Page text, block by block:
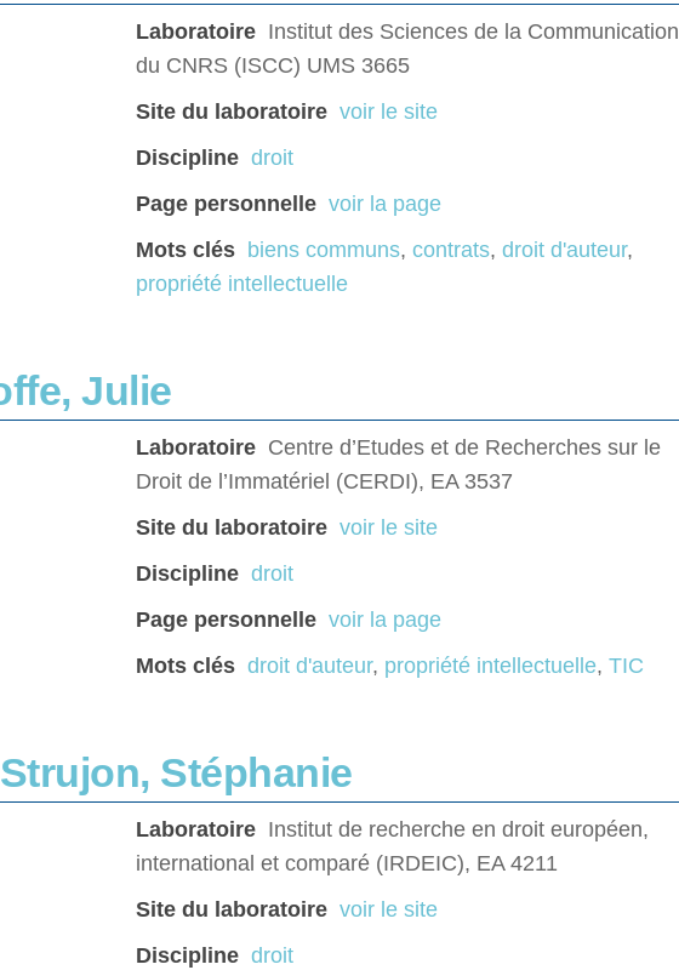
Laboratoire Institut des Sciences de la Communication
du CNRS (ISCC) UMS 3665
Site du laboratoire voir le site
Discipline droit
Page personnelle voir la page
Mots clés biens communs, contrats, droit d'auteur,
propriété intellectuelle
Julie
Laboratoire Centre d’Etudes et de Recherches sur le
Droit de l’Immatériel (CERDI), EA 3537
Site du laboratoire voir le site
Discipline droit
Page personnelle voir la page
Mots clés droit d'auteur, propriété intellectuelle, TIC
Stéphanie
Laboratoire Institut de recherche en droit européen,
international et comparé (IRDEIC), EA 4211
Site du laboratoire voir le site
Discipline droit